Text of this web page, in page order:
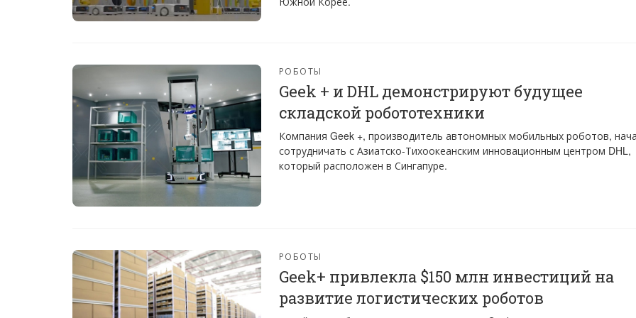
РОБОТЫ
Geek + и DHL демонстрируют будущее
складской робототехники
Компания Geek +, производитель автономных мобильных роботов,
сотрудничать с Азиатско-Тихоокеанским инновационным центром DHL,
который расположен в Сингапуре.
РОБОТЫ
Geek+ привлекла $150 млн инвестиций на
развитие логистических роботов